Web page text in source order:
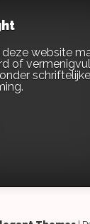
deze website
of
schriftelijke